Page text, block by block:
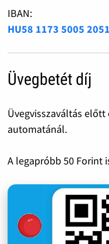
IBAN:
HU58 1173 5005
Üvegbetét díj
Üvegvisszaváltás
automatánál.
A legapróbb 50 Forint